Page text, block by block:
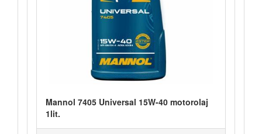
Mannol 7405 Universal 15W-40 motorolaj
1lit.